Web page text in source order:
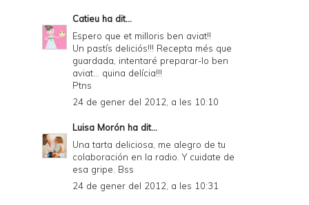
Catieu ha dit...
Espero que et milloris ben aviat!!
Un pastís deliciós!!! Recepta més que
guardada, intentaré preparar-lo ben
aviat... quina delícia!!!
Ptns
24 de gener del 2012, a les 10:10
Luisa Morón ha dit...
Una tarta deliciosa, me alegro de tu
colaboración en la radio. Y cuidate de
esa gripe. Bss
24 de gener del 2012, a les 10:31